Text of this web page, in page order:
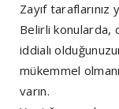
Zayıf taraflarınız
Belirli konularda,
iddialı
mükemmel
varın.